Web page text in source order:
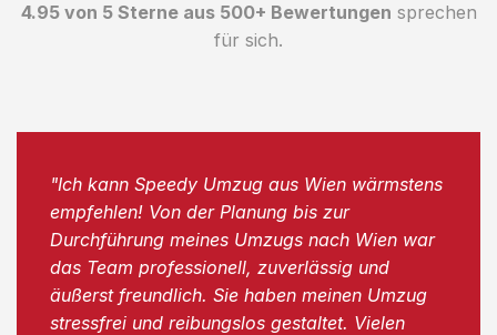
4.95 von 5 Sterne aus 500+ Bewertungen sprechen
für sich.
"Ich kann Speedy Umzug aus Wien wärmstens
empfehlen! Von der Planung bis zur
Durchführung meines Umzugs nach Wien war
das Team professionell, zuverlässig und
äußerst freundlich. Sie haben meinen Umzug
stressfrei und reibungslos gestaltet. Vielen